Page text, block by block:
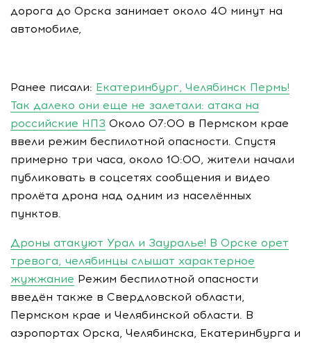
дорога до Орска занимает около 40 минут на
автомобиле,
Ранее писали: Екатеринбург, Челябинск Пермь!
Так далеко они еще не залетали: атака на
российские НПЗ Около 07:00 в Пермском крае
ввели режим беспилотной опасности. Спустя
примерно три часа, около 10:00, жители начали
публиковать в соцсетях сообщения и видео
пролёта дрона над одним из населённых
пунктов.
Дроны атакуют Урал и Зауралье! В Орске орет
тревога, челябинцы слышат характерное
жужжание Режим беспилотной опасности
введён также в Свердловской области,
Пермском крае и Челябинской области. В
аэропортах Орска, Челябинска, Екатеринбурга и